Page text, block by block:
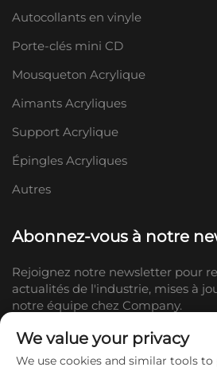
Autocollants en vinyle
Porte-clés mini CD
Mousqueton Acrylique
Aimants Acryliques
Support Acrylique
Épingles Acryliques
Autres
Abonnez-vous à notre
Rejoignez notre newsletter pour
actualités de l'industrie, mises à
notre équipe chez Company.
We value your privacy
We use cookies and similar tools to